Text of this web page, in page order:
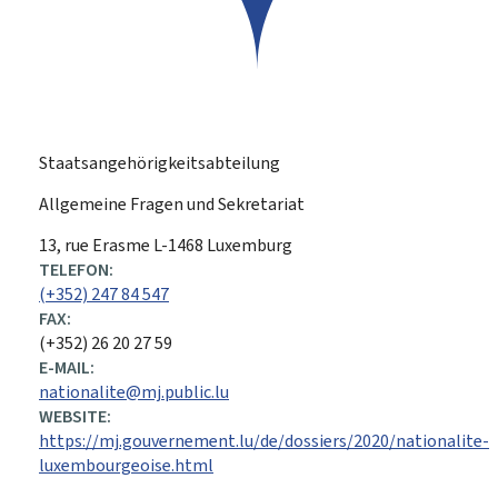
Staatsangehörigkeitsabteilung
Allgemeine Fragen und Sekretariat
ADRESSE:
13, rue Erasme L-1468 Luxemburg
TELEFON:
(+352) 247 84 547
FAX:
(+352) 26 20 27 59
E-MAIL:
nationalite@mj.public.lu
WEBSITE:
https://mj.gouvernement.lu/de/dossiers/2020/nationalite-
luxembourgeoise.html